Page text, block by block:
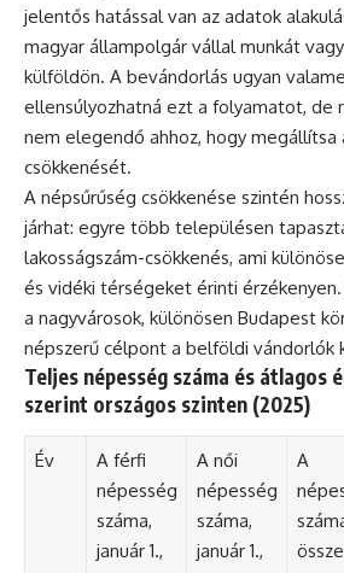
jelentős hatással van az adatok
magyar állampolgár vállal munkát
külföldön. A bevándorlás ugyan
ellensúlyozhatná ezt a folyamatot, de
nem elegendő ahhoz, hogy megállítsa
csökkenését.
A népsűrűség csökkenése szintén
járhat: egyre több településen
lakosságszám-csökkenés, ami
és vidéki térségeket érinti érzékenyen.
a nagyvárosok, különösen Budapest
népszerű célpont a belföldi vándorlók
Teljes népesség száma és átlagos
szerint országos szinten (2025)
Év
A férfi
népesség
száma,
január 1.,
A női
népesség
száma,
január 1.,
A